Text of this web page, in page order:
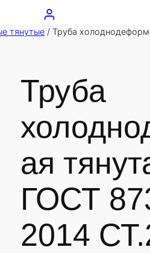
тянутые / Труба
Труба
ая
ГОСТ
2014